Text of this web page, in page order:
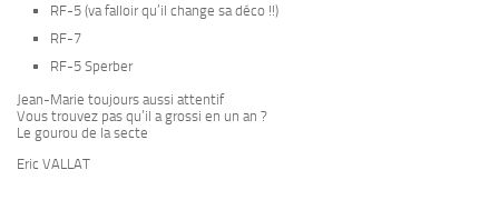
RF-5 (va falloir qu’il change sa déco !!)
RF-7
RF-5 Sperber
Jean-Marie toujours aussi attentif
Vous trouvez pas qu’il a grossi en un an ?
Le gourou de la secte
Eric VALLAT